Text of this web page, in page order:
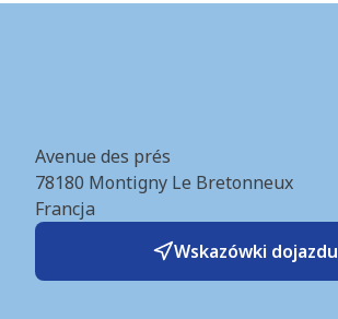
Avenue des prés
78180 Montigny Le Bretonneux
Francja
Wskazówki dojazdu